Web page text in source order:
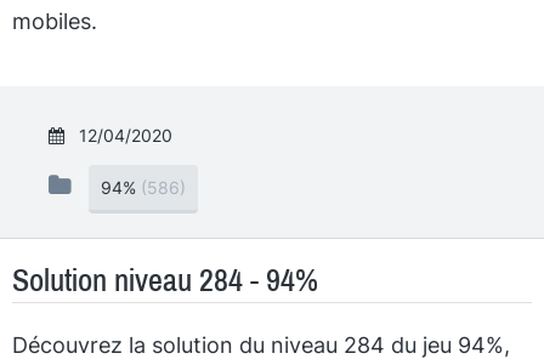
mobiles.
12/04/2020
94% (586)
Solution niveau 284 - 94%
Découvrez la solution du niveau 284 du jeu 94%,